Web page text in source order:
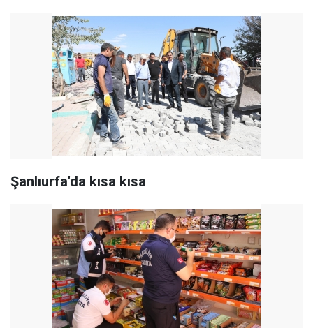
Şanlıurfa'da kısa kısa